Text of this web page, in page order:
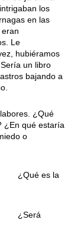
los
en las
Le
hubiéramos
Sería un libro
bajando a
¿Qué
¿En qué estaría
o
¿Qué es la
¿Será